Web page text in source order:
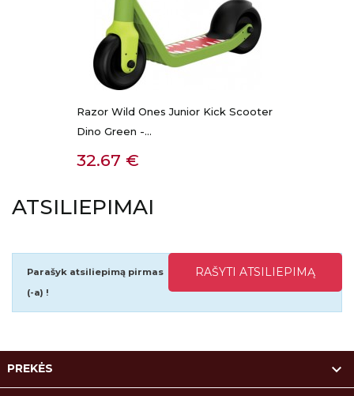
Razor Wild Ones Junior Kick Scooter
Dino Green -...
Kaina
32.67 €
ATSILIEPIMAI
RAŠYTI ATSILIEPIMĄ
Parašyk atsiliepimą pirmas
(-a) !
PREKĖS 